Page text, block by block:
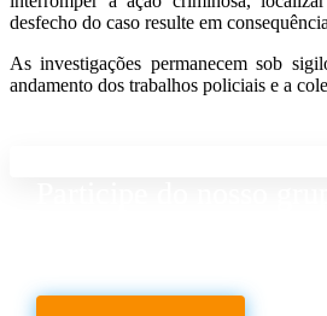
desfecho do caso resulte em
As investigações permanecem sob
andamento dos trabalhos policiais e a